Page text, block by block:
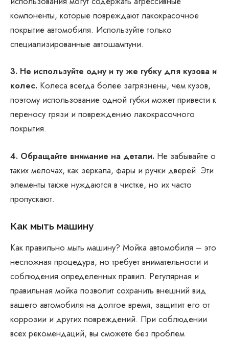
компоненты, которые повреждают лакокрасочное
покрытие автомобиля. Используйте только
специализированные автошампуни.
3. Не используйте одну и ту же губку для кузова и
колес. Колеса всегда более загрязнены, чем кузов,
поэтому использование одной губки может привести к
переносу грязи и повреждению лакокрасочного
покрытия.
4. Обращайте внимание на детали. Не забывайте о
таких мелочах, как зеркала, фары и ручки дверей. Эти
элементы также нуждаются в чистке, но их часто
пропускают.
Как мыть машину
Как правильно мыть машину? Мойка автомобиля – это
несложная процедура, но требует внимательности и
соблюдения определенных правил. Регулярная и
правильная мойка позволит сохранить внешний вид
вашего автомобиля на долгое время, защитит его от
коррозии и других повреждений. При соблюдении
всех рекомендаций, вы сможете без проблем